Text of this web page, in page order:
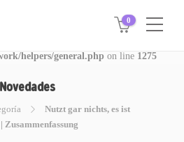
for foreach() in
wp-
helpers/general.php on line 1275
0
Novedades
Nutzt gar nichts, es ist
Zusammenfassung